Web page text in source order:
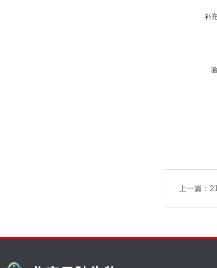
补
上一篇：